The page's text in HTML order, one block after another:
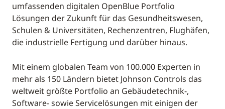
umfassenden digitalen OpenBlue Portfolio
Lösungen der Zukunft für das Gesundheitswesen,
Schulen & Universitäten, Rechenzentren, Flughäfen,
die industrielle Fertigung und darüber hinaus.
Mit einem globalen Team von 100.000 Experten in
mehr als 150 Ländern bietet Johnson Controls das
weltweit größte Portfolio an Gebäudetechnik-,
Software- sowie Servicelösungen mit einigen der